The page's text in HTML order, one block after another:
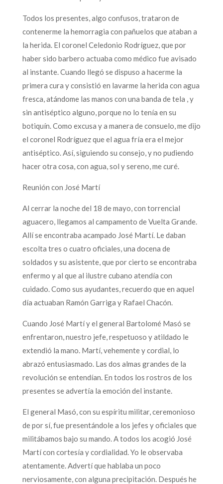
Todos los presentes, algo confusos, trataron de
contenerme la hemorragia con pañuelos que ataban a
la herida. El coronel Celedonio Rodríguez, que por
haber sido barbero actuaba como médico fue avisado
al instante. Cuando llegó se dispuso a hacerme la
primera cura y consistió en lavarme la herida con agua
fresca, atándome las manos con una banda de tela , y
sin antiséptico alguno, porque no lo tenía en su
botiquín. Como excusa y a manera de consuelo, me dijo
el coronel Rodríguez que el agua fría era el mejor
antiséptico. Así, siguiendo su consejo, y no pudiendo
hacer otra cosa, con agua, sol y sereno, me curé.
Reunión con José Martí
Al cerrar la noche del 18 de mayo, con torrencial
aguacero, llegamos al campamento de Vuelta Grande.
Allí se encontraba acampado José Martí. Le daban
escolta tres o cuatro oficiales, una docena de
soldados y su asistente, que por cierto se encontraba
enfermo y al que al ilustre cubano atendía con
cuidado. Como sus ayudantes, recuerdo que en aquel
día actuaban Ramón Garriga y Rafael Chacón.
Cuando José Martí y el general Bartolomé Masó se
enfrentaron, nuestro jefe, respetuoso y atildado le
extendió la mano. Martí, vehemente y cordial, lo
abrazó entusiasmado. Las dos almas grandes de la
revolución se entendían. En todos los rostros de los
presentes se advertía la emoción del instante.
El general Masó, con su espíritu militar, ceremonioso
de por sí, fue presentándole a los jefes y oficiales que
militábamos bajo su mando. A todos los acogió José
Martí con cortesía y cordialidad. Yo le observaba
atentamente. Advertí que hablaba un poco
nerviosamente, con alguna precipitación. Después he